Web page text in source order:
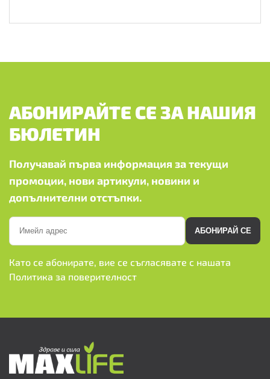
АБОНИРАЙТЕ СЕ ЗА НАШИЯ
БЮЛЕТИН
Получавай първа информация за текущи
промоции, нови артикули, новини и
допълнителни отстъпки.
АБОНИРАЙ СЕ
Като се абонирате, вие се съгласявате с нашата
Политика за поверителност